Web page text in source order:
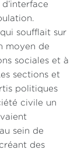
soufflait sur
moyen de
sociales et à
sections et
politiques
civile un
sein de
des